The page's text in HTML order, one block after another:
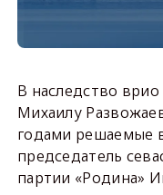
В наследство
Михаилу
годами решаемые
председатель
партии «Родина»